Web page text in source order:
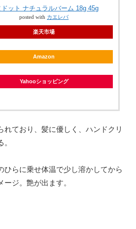
ドット ナチュラルバーム 18g 45g
posted with カエレバ
楽天市場
Amazon
Yahooショッピング
れており、髪に優しく、ハンドクリ
ひらに乗せ体温で少し溶かしてから
ジ。艶が出ます。